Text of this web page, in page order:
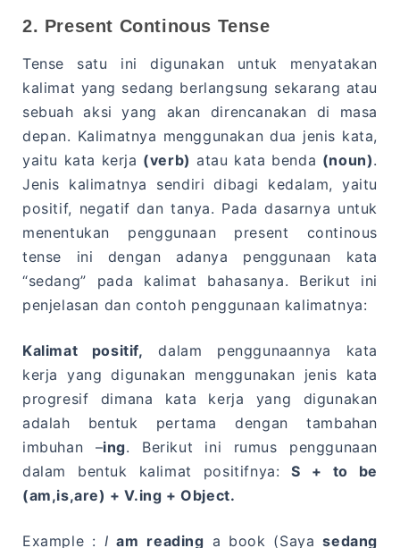
2. Present Continous Tense
Tense satu ini digunakan untuk menyatakan
kalimat yang sedang berlangsung sekarang atau
sebuah aksi yang akan direncanakan di masa
depan. Kalimatnya menggunakan dua jenis kata,
yaitu kata kerja (verb) atau kata benda (noun).
Jenis kalimatnya sendiri dibagi kedalam, yaitu
positif, negatif dan tanya. Pada dasarnya untuk
menentukan penggunaan present continous
tense ini dengan adanya penggunaan kata
“sedang” pada kalimat bahasanya. Berikut ini
penjelasan dan contoh penggunaan kalimatnya:
Kalimat positif, dalam penggunaannya kata
kerja yang digunakan menggunakan jenis kata
progresif dimana kata kerja yang digunakan
adalah bentuk pertama dengan tambahan
imbuhan –ing. Berikut ini rumus penggunaan
dalam bentuk kalimat positifnya:S + to be
(am,is,are) + V.ing + Object.
Example : I am reading a book (Sayasedang